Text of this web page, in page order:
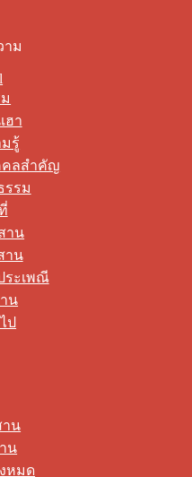
ม
ฮา
รู้
ลสำคัญ
รม
าน
าน
ระเพณี
น
ป
าน
น
หมด